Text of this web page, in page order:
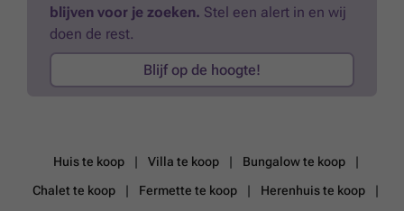
blijven voor je zoeken. Stel een alert in en wij
doen de rest.
Blijf op de hoogte!
Huis te koop Villa te koop
Bungalow te koop
Chalet te koop
Fermette te koop
Herenhuis te koop